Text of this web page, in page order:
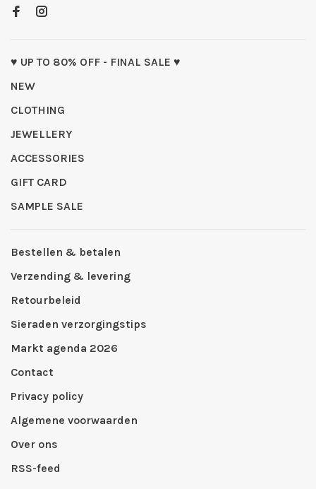
♥ UP TO 80% OFF - FINAL SALE ♥
NEW
CLOTHING
JEWELLERY
ACCESSORIES
GIFT CARD
SAMPLE SALE
Bestellen & betalen
Verzending & levering
Retourbeleid
Sieraden verzorgingstips
Markt agenda 2026
Contact
Privacy policy
Algemene voorwaarden
Over ons
RSS-feed